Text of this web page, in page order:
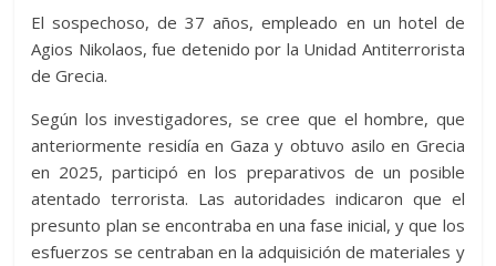
El sospechoso, de 37 años, empleado en un hotel de
Agios Nikolaos, fue detenido por la Unidad Antiterrorista
de Grecia.
Según los investigadores, se cree que el hombre, que
anteriormente residía en Gaza y obtuvo asilo en Grecia
en 2025, participó en los preparativos de un posible
atentado terrorista. Las autoridades indicaron que el
presunto plan se encontraba en una fase inicial, y que los
esfuerzos se centraban en la adquisición de materiales y